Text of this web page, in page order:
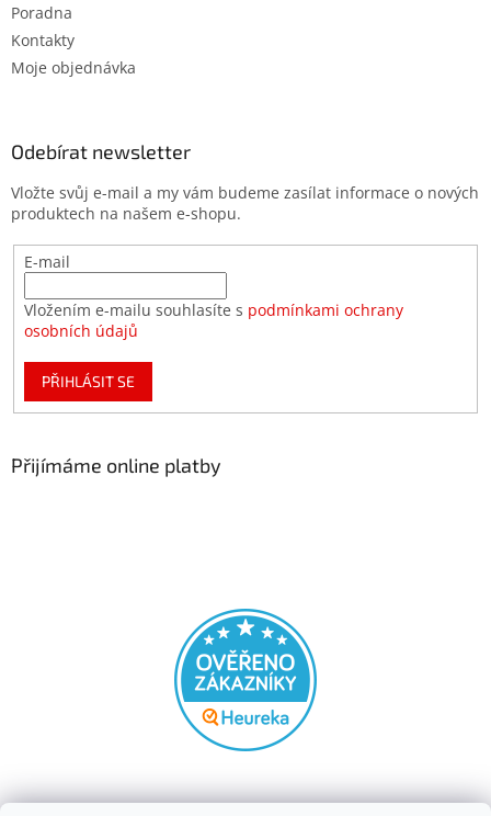
Poradna
Kontakty
Moje objednávka
Odebírat newsletter
Vložte svůj e-mail a my vám budeme zasílat informace o nových
produktech na našem e-shopu.
E-mail
Vložením e-mailu souhlasíte s podmínkami ochrany
osobních údajů
PŘIHLÁSIT SE
Přijímáme online platby